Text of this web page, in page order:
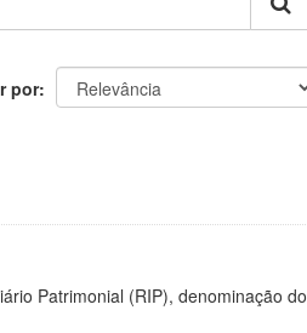
por
Patrimonial (RIP), denominação do